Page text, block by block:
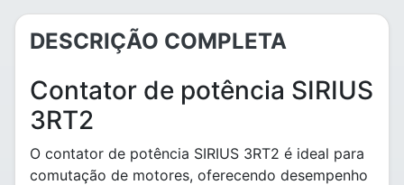
DESCRIÇÃO COMPLETA
Contator de potência SIRIUS
3RT2
O contator de potência SIRIUS 3RT2 é ideal para
comutação de motores, oferecendo desempenho